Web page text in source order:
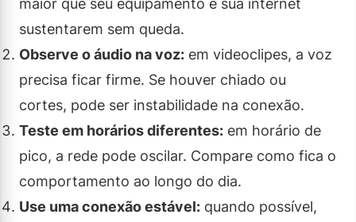
maior que seu equipamento e sua internet
sustentarem sem queda.
Observe o áudio na voz: em videoclipes, a voz
precisa ficar firme. Se houver chiado ou
cortes, pode ser instabilidade na conexão.
Teste em horários diferentes: em horário de
pico, a rede pode oscilar. Compare como fica o
comportamento ao longo do dia.
Use uma conexão estável: quando possível,